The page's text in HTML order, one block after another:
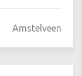
Amstelveen